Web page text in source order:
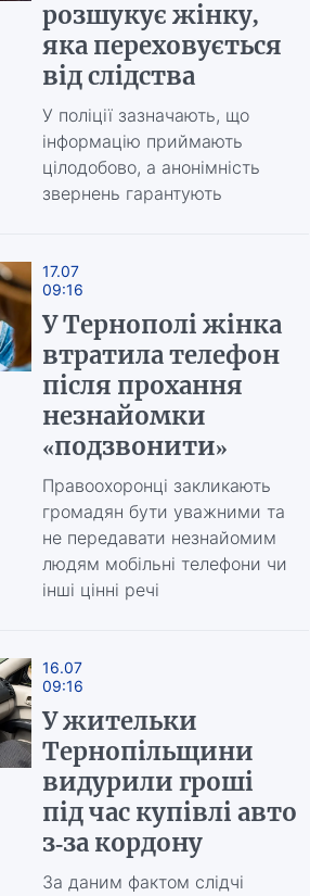
розшукує жінку,
яка переховується
від слідства
У поліції зазначають, що
інформацію приймають
цілодобово, а анонімність
звернень гарантують
17.07
09:16
У Тернополі жінка
втратила телефон
після прохання
незнайомки
«подзвонити»
Правоохоронці закликають
громадян бути уважними та
не передавати незнайомим
людям мобільні телефони чи
інші цінні речі
16.07
09:16
У жительки
Тернопільщини
видурили гроші
під час купівлі авто
з-за кордону
За даним фактом слідчі